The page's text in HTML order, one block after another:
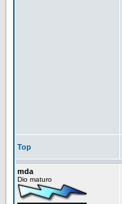
Top
mda
Dio maturo